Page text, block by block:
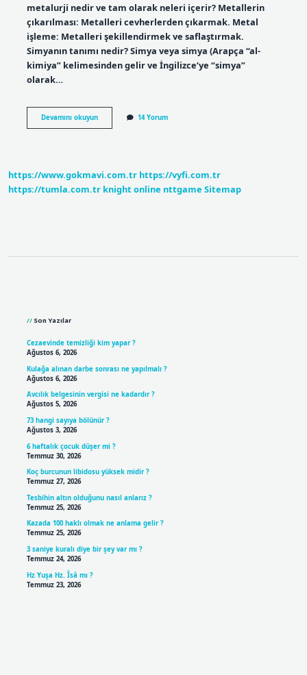
metalurji nedir ve tam olarak neleri içerir? Metallerin
çıkarılması: Metalleri cevherlerden çıkarmak. Metal
işleme: Metalleri şekillendirmek ve saflaştırmak.
Simyanın tanımı nedir? Simya veya simya (Arapça “al-
kimiya” kelimesinden gelir ve İngilizce’ye “simya”
olarak…
Devamını okuyunSimyacı
Ya
14 Yorum
https://www.gokmavi.com.tr https://vyfi.com.tr
https://tumla.com.tr knight online nttgame Sitemap
Son Yazılar
Cezaevinde temizliği kim yapar ?
Ağustos 6, 2026
Kulağa alınan darbe sonrası ne yapılmalı ?
Ağustos 6, 2026
Avcılık belgesinin vergisi ne kadardır ?
Ağustos 5, 2026
73 hangi sayıya bölünür ?
Ağustos 3, 2026
6 haftalık çocuk düşer mi ?
Temmuz 30, 2026
Koç burcunun libidosu yüksek midir ?
Temmuz 27, 2026
Tesbihin altın olduğunu nasıl anlarız ?
Temmuz 25, 2026
Kazada 100 haklı olmak ne anlama gelir ?
Temmuz 25, 2026
3 saniye kuralı diye bir şey var mı ?
Temmuz 24, 2026
Hz Yuşa Hz. Îsâ mı ?
Temmuz 23, 2026